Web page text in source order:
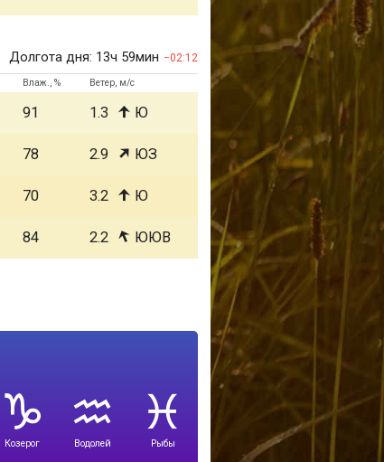
Долгота дня: 13ч 59мин 02:12
Влаж., % Ветер, м/с
91 1.3 Ю
78 2.9 ЮЗ
70 3.2 Ю
84 2.2 ЮЮВ
Козерог Водолей Рыбы